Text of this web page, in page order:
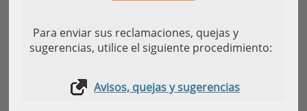
Para enviar sus reclamaciones, quejas y
sugerencias, utilice el siguiente procedimiento:
Avisos, quejas y sugerencias